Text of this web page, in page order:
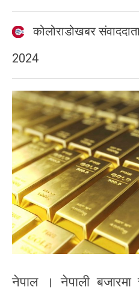
कोलोराडोखबर
2024
नेपाल । नेपाली